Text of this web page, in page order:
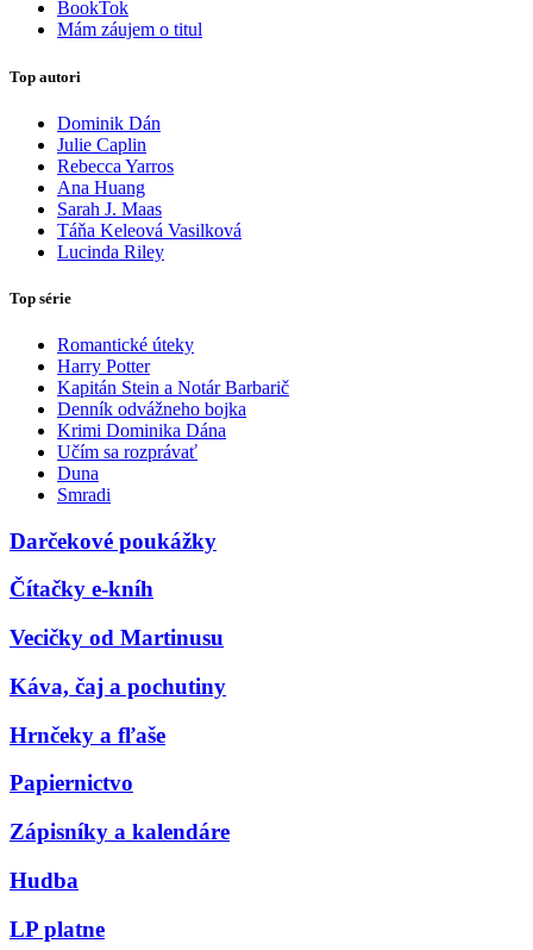
BookTok
Mám záujem o titul
Top autori
Dominik Dán
Julie Caplin
Rebecca Yarros
Ana Huang
Sarah J. Maas
Táňa Keleová Vasilková
Lucinda Riley
Top série
Romantické úteky
Harry Potter
Kapitán Stein a Notár Barbarič
Denník odvážneho bojka
Krimi Dominika Dána
Učím sa rozprávať
Duna
Smradi
Darčekové poukážky
Čítačky e-kníh
Vecičky od Martinusu
Káva, čaj a pochutiny
Hrnčeky a fľaše
Papiernictvo
Zápisníky a kalendáre
Hudba
LP platne